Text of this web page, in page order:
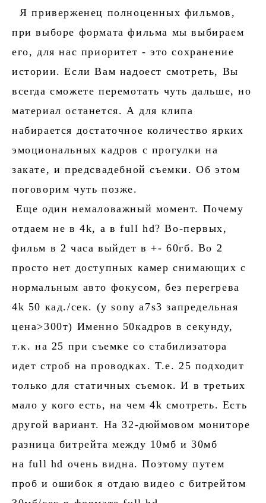
Я приверженец полноценных фильмов,
при выборе формата фильма мы выбираем
его, для нас приоритет - это сохранение
истории. Если Вам надоест смотреть, Вы
всегда сможете перемотать чуть дальше, но
материал останется. А для клипа
набирается достаточное количество ярких
эмоциональных кадров с прогулки на
закате, и предсвадебной съемки. Об этом
поговорим чуть позже.
Еще один немаловажный момент. Почему
отдаем не в 4k, а в full hd? Во-первых,
фильм в 2 часа выйдет в +- 60гб. Во 2
просто нет доступных камер снимающих с
нормальным авто фокусом, без перегрева
4k 50 кад./сек. (у sony a7s3 запредельная
цена>300т) Именно 50кадров в секунду,
т.к. на 25 при съемке со стабилизатора
идет строб на проводках. Т.е. 25 подходит
только для статичных съемок. И в третьих
мало у кого есть, на чем 4k смотреть. Есть
другой вариант. На 32-дюймовом мониторе
разница битрейта между 10мб и 30мб
на full hd очень видна. Поэтому путем
проб и ошибок я отдаю видео с битрейтом